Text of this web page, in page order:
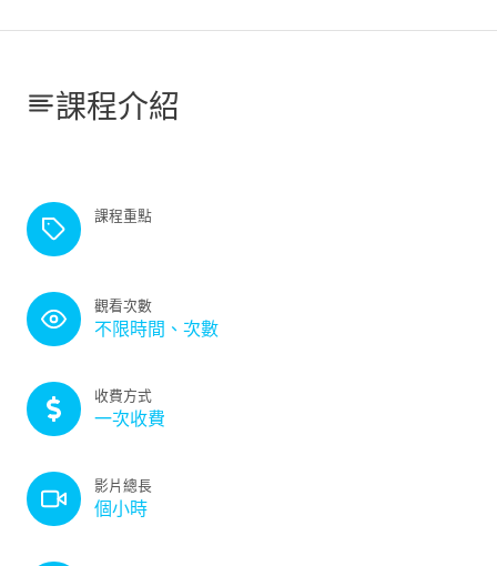
課程介紹
課程重點
觀看次數
不限時間、次數
收費方式
一次收費
影片總長
個小時